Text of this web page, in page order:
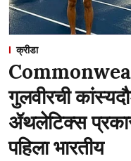
क्रीडा
गुलवीरची
ॲथलेटिक्स
पहिला भारतीय